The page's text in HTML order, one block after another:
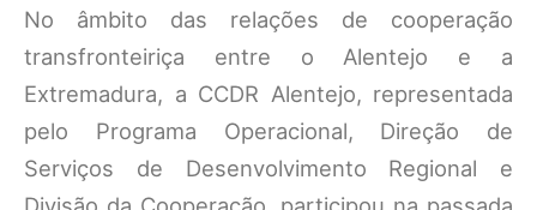
No âmbito das relações de cooperação
transfronteiriça entre o Alentejo e a
Extremadura, a CCDR Alentejo, representada
pelo Programa Operacional, Direção de
Serviços de Desenvolvimento Regional e